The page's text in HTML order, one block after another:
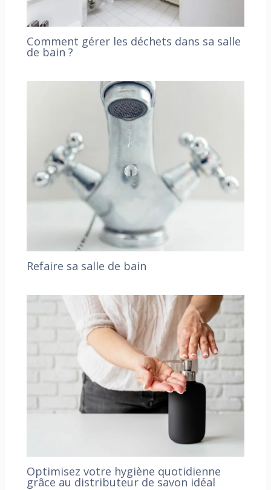
Comment gérer les déchets dans sa salle
de bain ?
Refaire sa salle de bain
Optimisez votre hygiène quotidienne
grâce au distributeur de savon idéal